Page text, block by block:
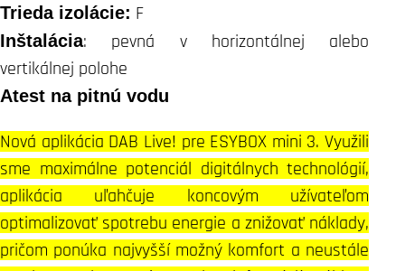
Trieda izolácie: F
Inštalácia: pevná v horizontálnej alebo
vertikálnej polohe
Atest na pitnú vodu
Nová aplikácia DAB Live! pre ESYBOX mini 3. Využili
sme maximálne potenciál digitálnych technológií,
aplikácia uľahčuje koncovým užívateľom
optimalizovať spotrebu energie a znižovať náklady,
pričom ponúka najvyšší možný komfort a neustále